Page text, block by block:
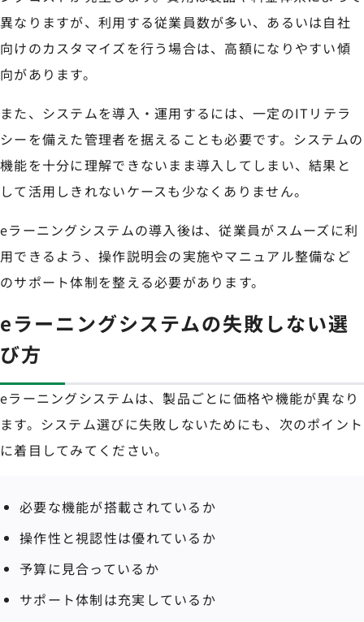
異なりますが、利用する従業員数が多い、あるいは自社
向けのカスタマイズを行う場合は、高額になりやすい傾
向があります。
また、システムを導入・運用するには、一定のITリテラ
シーを備えた管理者を据えることも必要です。システムの
機能を十分に理解できないまま導入してしまい、結果と
して活用しきれないケースも少なくありません。
eラーニングシステムの導入後は、従業員がスムーズに利
用できるよう、操作説明会の実施やマニュアル整備など
のサポート体制を整える必要があります。
eラーニングシステムの失敗しない選
び方
eラーニングシステムは、製品ごとに価格や機能が異なり
ます。システム選びに失敗しないためにも、次のポイント
に着目してみてください。
必要な機能が搭載されているか
操作性と視認性は優れているか
予算に見合っているか
サポート体制は充実しているか